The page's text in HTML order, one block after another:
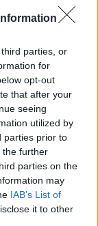
parties, or
for
opt-out
that after your
seeing
utilized by
parties prior to
the further
parties on the
may
IAB’s List of
it to other
lévő
klubban, mivel
sötét
terembe
bőven
Igen, ez az
a fogalmat,
villódznak a
teremt a
azzal a
gépies